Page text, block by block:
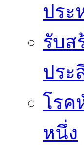
ประ
รับส
ประ
โรค
หนึ่ง